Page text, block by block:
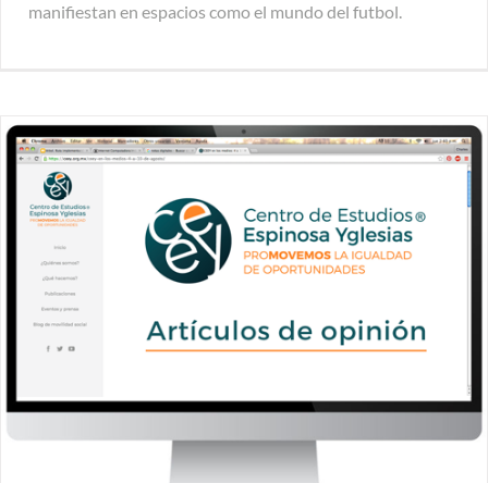
manifiestan en espacios como el mundo del futbol.